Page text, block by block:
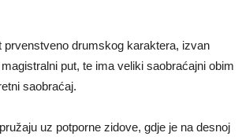
prvenstveno drumskog karaktera, izvan
put, te ima veliki saobraćajni obim
saobraćaj.
uz potporne zidove, gdje je na desnoj